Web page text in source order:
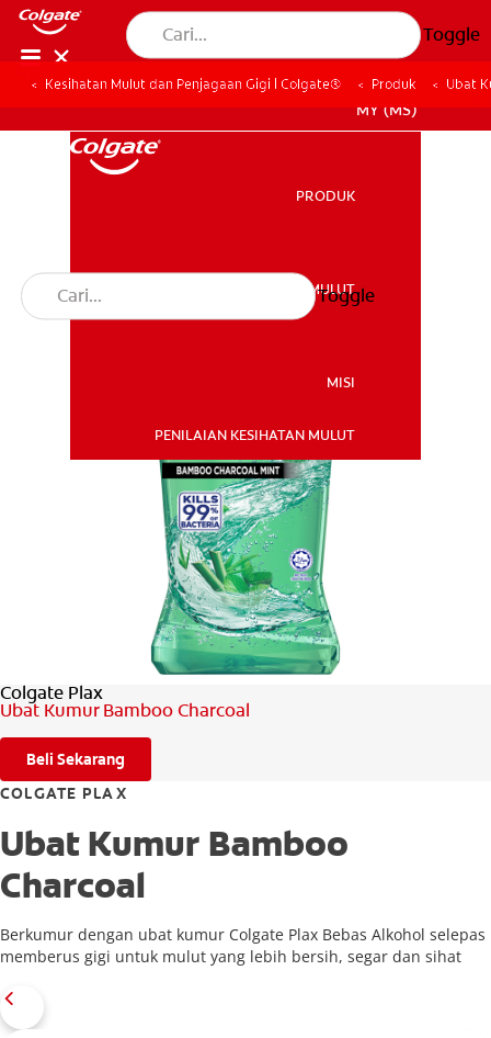
Toggle
PENILAIAN KESIHATAN MULUT
MY (MS)
PRODUK
KESIHATAN MULUT
MISI
PENILAIAN KESIHATAN MULUT
Toggle
Kesihatan Mulut dan Penjagaan Gigi | Colgate® Produk Ubat
Colgate Plax
Ubat Kumur Bamboo Charcoal
Beli Sekarang
COLGATE PLAX
Ubat Kumur Bamboo
Charcoal
Berkumur dengan ubat kumur Colgate Plax Bebas Alkohol selepas
memberus gigi untuk mulut yang lebih bersih, segar dan sihat